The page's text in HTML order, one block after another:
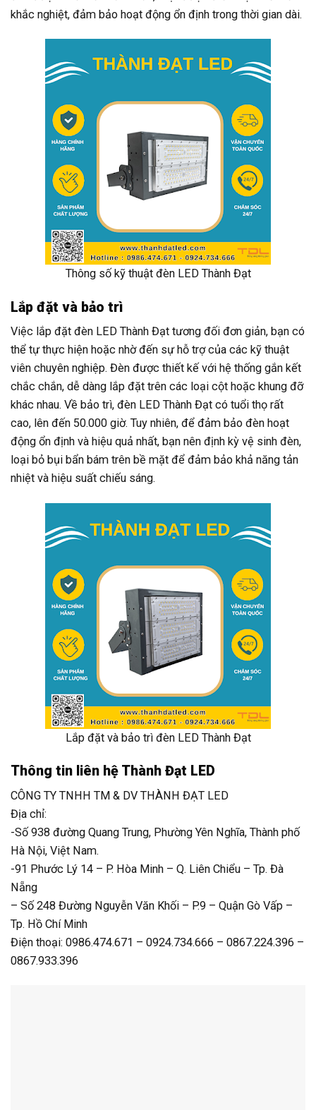
khắc nghiệt, đảm bảo hoạt động ổn định trong thời gian dài.
Thông số kỹ thuật đèn LED Thành Đạt
Lắp đặt và bảo trì
Việc lắp đặt đèn LED Thành Đạt tương đối đơn giản, bạn có
thể tự thực hiện hoặc nhờ đến sự hỗ trợ của các kỹ thuật
viên chuyên nghiệp. Đèn được thiết kế với hệ thống gắn kết
chắc chắn, dễ dàng lắp đặt trên các loại cột hoặc khung đỡ
khác nhau. Về bảo trì, đèn LED Thành Đạt có tuổi thọ rất
cao, lên đến 50.000 giờ. Tuy nhiên, để đảm bảo đèn hoạt
động ổn định và hiệu quả nhất, bạn nên định kỳ vệ sinh đèn,
loại bỏ bụi bẩn bám trên bề mặt để đảm bảo khả năng tản
nhiệt và hiệu suất chiếu sáng.
Lắp đặt và bảo trì đèn LED Thành Đạt
Thông tin liên hệ Thành Đạt LED
CÔNG TY TNHH TM & DV THÀNH ĐẠT LED
Địa chỉ:
-Số 938 đường Quang Trung, Phường Yên Nghĩa, Thành phố
Hà Nội, Việt Nam.
-91 Phước Lý 14 – P. Hòa Minh – Q. Liên Chiểu – Tp. Đà
Nẵng
– Số 248 Đường Nguyễn Văn Khối – P.9 – Quận Gò Vấp –
Tp. Hồ Chí Minh
Điện thoại: 0986.474.671 – 0924.734.666 – 0867.224.396 –
0867.933.396